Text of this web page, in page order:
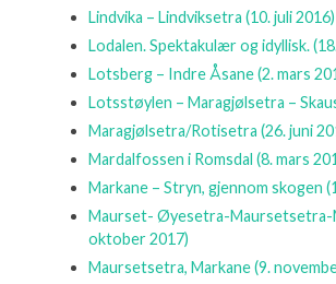
Lindvika – Lindviksetra(10. juli 2016)
Lodalen. Spektakulær og idyllisk.
Lotsberg – Indre Åsane(2. mars
Lotsstøylen – Maragjølsetra –
Maragjølsetra/Rotisetra(26. juni
Mardalfossen i Romsdal(8. mars
Markane – Stryn, gjennom skogen
Maurset- Øyesetra-
oktober 2017)
Maursetsetra, Markane(9.